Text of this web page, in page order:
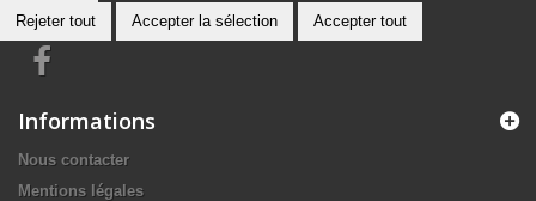
Rejeter tout Accepter la sélection Accepter tout
Informations
Nous contacter
Mentions légales